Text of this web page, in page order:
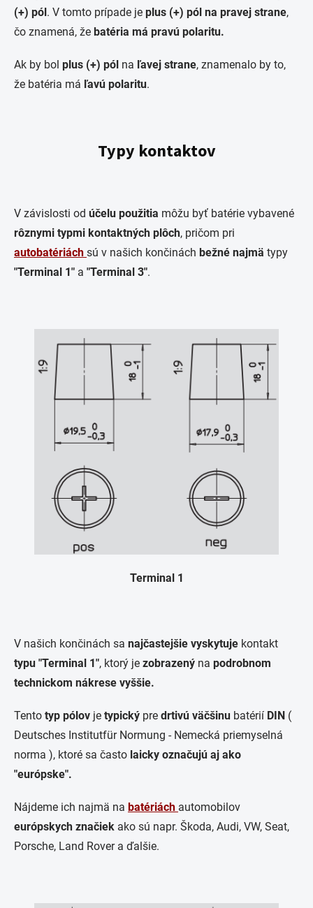
(+) pól. V tomto prípade je plus (+) pól na pravej strane,
čo znamená, že batéria má pravú polaritu.
Ak by bol plus (+) pól na ľavej strane, znamenalo by to,
že batéria má ľavú polaritu.
Typy kontaktov
V závislosti od účelu použitia môžu byť batérie vybavené
rôznymi typmi kontaktných plôch, pričom pri
autobatériách sú v našich končinách bežné najmä typy
"Terminal 1" a "Terminal 3".
Terminal 1
V našich končinách sa najčastejšie vyskytuje kontakt
typu "Terminal 1", ktorý je zobrazený na podrobnom
technickom nákrese vyššie.
Tento typ pólov je typický pre drtivú väčšinu batérií DIN (
Deutsches Institutfür Normung - Nemecká priemyselná
norma ), ktoré sa často laicky označujú aj ako
"európske".
Nájdeme ich najmä na batériách automobilov
európskych značiek ako sú napr. Škoda, Audi, VW, Seat,
Porsche, Land Rover a ďalšie.